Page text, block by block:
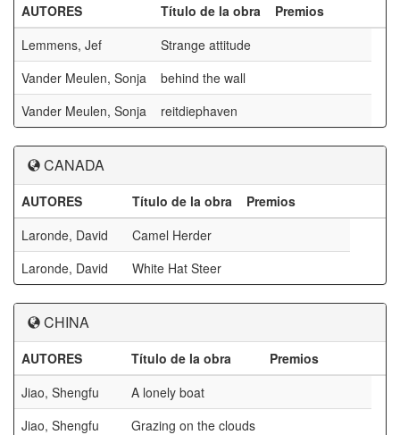
AUTORES Título de la obra
Premios
Lemmens, Jef
Strange attitude
Vander Meulen, Sonja
behind the wall
Vander Meulen, Sonja
reitdiephaven
CANADA
AUTORES Título de la obra
Premios
Laronde, David
Camel Herder
Laronde, David
White Hat Steer
CHINA
AUTORES Título de la obra
Premios
Jiao, Shengfu
A lonely boat
Jiao, Shengfu
Grazing on the clouds